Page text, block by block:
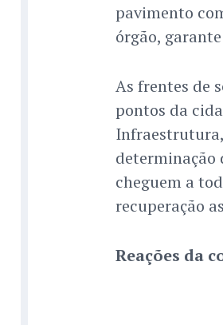
pavimento
órgão,
As frentes de
pontos da
Infraestrutura,
determinação
cheguem a
recuperação
Reações da